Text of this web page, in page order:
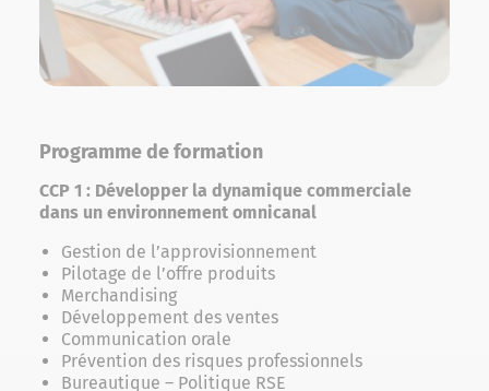
Programme de formation
CCP 1 : Développer la dynamique commerciale
dans un environnement omnicanal
Gestion de l’approvisionnement
Pilotage de l’offre produits
Merchandising
Développement des ventes
Communication orale
Prévention des risques professionnels
Bureautique – Politique RSE